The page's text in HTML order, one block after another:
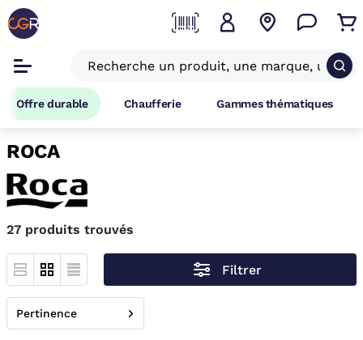
Offre durable Chaufferie Gammes thématiques
ROCA
27 produits trouvés
Filtrer
Pertinence